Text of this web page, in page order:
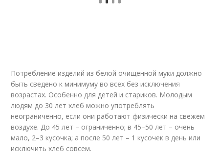
Потребление изделий из белой очищенной муки должно
быть сведено к минимуму во всех без исключения
возрастах. Особенно для детей и стариков. Молодым
людям до 30 лет хлеб можно употреблять
неограниченно, если они работают физически на свежем
воздухе. До 45 лет – ограниченно; в 45–50 лет – очень
мало, 2–3 кусочка; а после 50 лет – 1 кусочек в день или
исключить хлеб совсем.